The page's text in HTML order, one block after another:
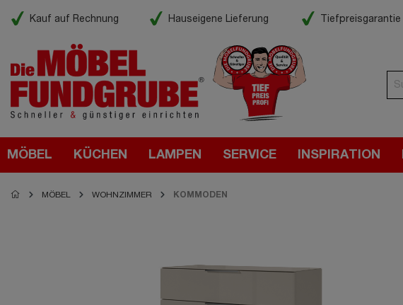
Kauf auf Rechnung Hauseigene Lieferung Tiefpreisgarantie
MÖBEL KÜCHEN LAMPEN SERVICE INSPIRATION
MÖBEL WOHNZIMMER KOMMODEN